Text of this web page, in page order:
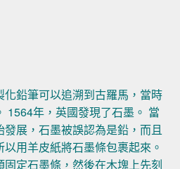
鉛筆可以追溯到古羅馬，當時
1564年，英國發現了石墨。 當
展，石墨被誤認為是鉛，而且
用羊皮紙將石墨條包裹起來。
定石墨條，然後在木塊上先刻